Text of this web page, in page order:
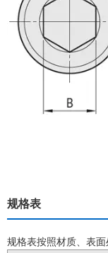
规格表
规格表按照材质、表